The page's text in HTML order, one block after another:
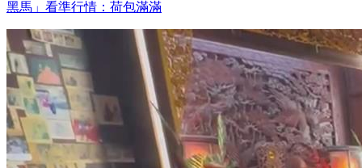
黑馬」看準行情：荷包滿滿